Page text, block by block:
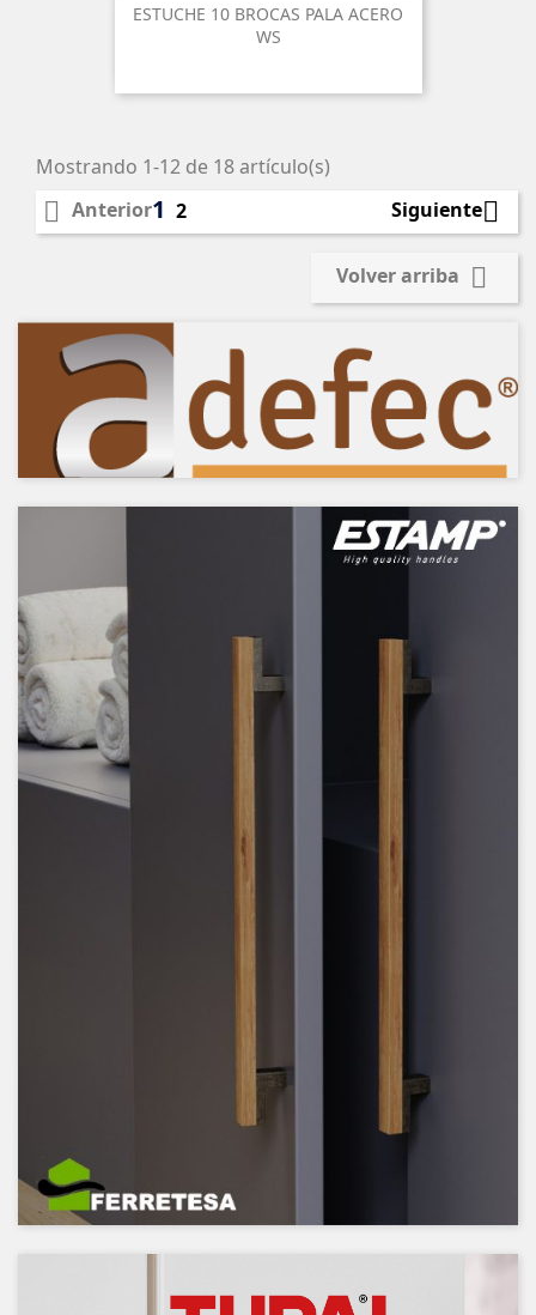
ESTUCHE 10 BROCAS PALA ACERO
WS
Mostrando 1-12 de 18 artículo(s)
 Anterior1 2 Siguiente
Volver arriba 